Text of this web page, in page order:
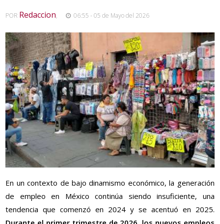
POR Redaccion, 06:55 - 05 de Mayo del 2026
En un contexto de bajo dinamismo económico, la generación
de empleo en México continúa siendo insuficiente, una
tendencia que comenzó en 2024 y se acentuó en 2025.